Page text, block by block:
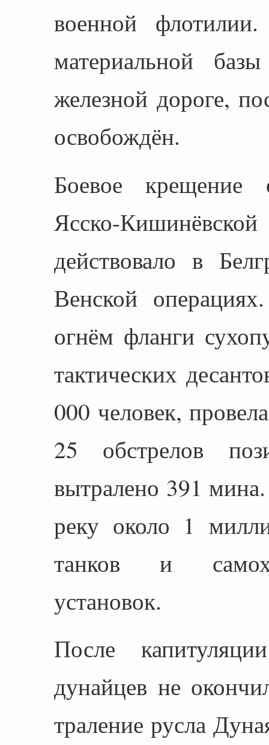
военной
материальной
железной дороге,
освобождён.
Боевое крещение
Ясско-
действовало в
Венской
огнём фланги
тактических
000 человек,
25 обстрелов
вытралено 391
реку около 1
танков и
установок.
После
дунайцев не
траление русла